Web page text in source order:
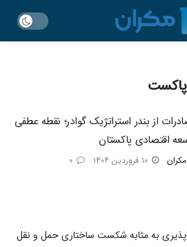
از بندر استراتژیک گوادر؛ نقطه عطفی
اقتصادی پاکستان
مکران
به مثابه شکست ساختاری حمل و نقل